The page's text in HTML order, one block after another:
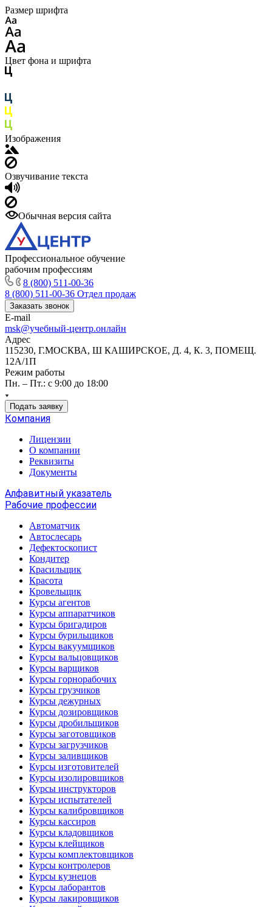
Размер шрифта
Цвет фона и шрифта
Изображения
Озвучивание текста
Обычная версия сайта
Профессиональное обучение
рабочим профессиям
8 (800) 511-00-36
8 (800) 511-00-36 Отдел продаж
Заказать звонок
E-mail
msk@учебный-центр.онлайн
Адрес
115230, Г.МОСКВА, Ш КАШИРСКОЕ, Д. 4, К. 3, ПОМЕЩ.
12А/1П
Режим работы
Пн. – Пт.: с 9:00 до 18:00
Подать заявку
Компания
Лицензии
О компании
Реквизиты
Документы
Алфавитный указатель
Рабочие профессии
Автоматчик
Автослесарь
Дефектоскопист
Кондитер
Красильщик
Красота
Кровельщик
Курсы агентов
Курсы аппаратчиков
Курсы бригадиров
Курсы бурильщиков
Курсы вакуумщиков
Курсы вальцовщиков
Курсы варщиков
Курсы горнорабочих
Курсы грузчиков
Курсы дежурных
Курсы дозировщиков
Курсы дробильщиков
Курсы заготовщиков
Курсы загрузчиков
Курсы заливщиков
Курсы изготовителей
Курсы изолировщиков
Курсы инструкторов
Курсы испытателей
Курсы калибровщиков
Курсы кассиров
Курсы кладовщиков
Курсы клейщиков
Курсы комплектовщиков
Курсы контролеров
Курсы кузнецов
Курсы лаборантов
Курсы лакировщиков